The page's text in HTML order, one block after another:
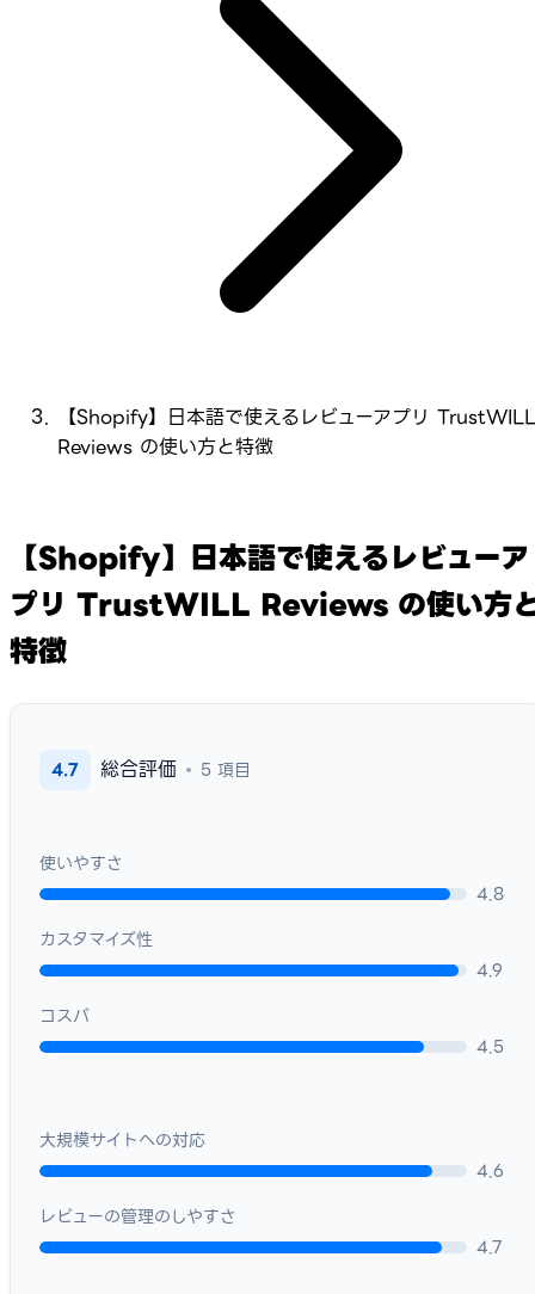
【Shopify】日本語で使えるレビューアプリ TrustWILL
Reviews の使い方と特徴
【Shopify】日本語で使えるレビューア
プリ TrustWILL Reviews の使い方
特徴
4.7 総合評価 5 項目
使いやすさ
4.8
カスタマイズ性
4.9
コスパ
4.5
大規模サイトへの対応
4.6
レビューの管理のしやすさ
4.7